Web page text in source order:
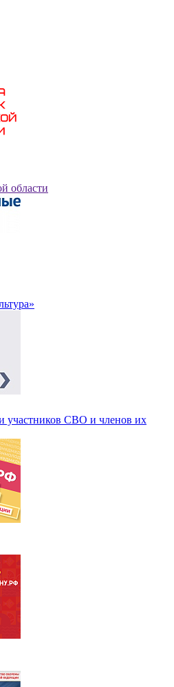
области
участников СВО и членов их